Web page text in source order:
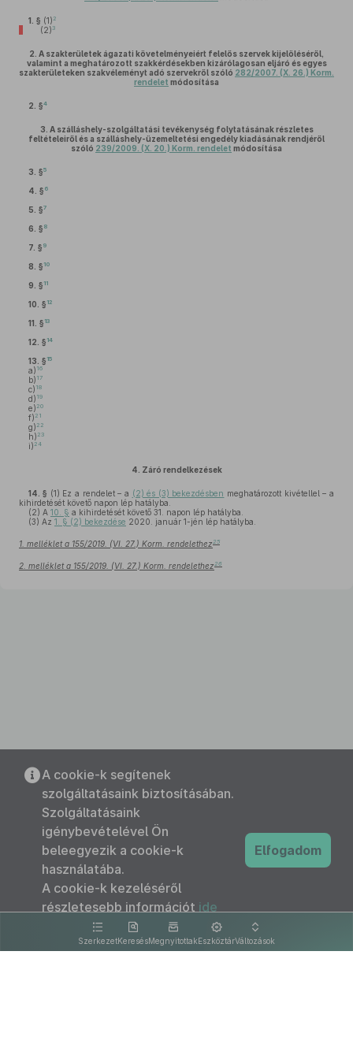
1. § (1) 2
(2) 3
2. A szakterületek ágazati követelményeiért felelős szervek kijelöléséről,
valamint a meghatározott szakkérdésekben kizárólagosan eljáró és egyes
szakterületeken szakvéleményt adó szervekről szóló 282/2007. (X. 26.) Korm.
rendelet módosítása
2. §4
3. A szálláshely-szolgáltatási tevékenység folytatásának részletes
feltételeiről és a szálláshely-üzemeltetési engedély kiadásának rendjéről
szóló 239/2009. (X. 20.) Korm. rendelet módosítása
3. §5
4. § 6
5. §7
6. § 8
7. § 9
8. § 10
9. § 11
10. § 12
11. § 13
12. § 14
13. § 15
a) 16
b) 17
c) 18
d) 19
e) 20
f) 21
g) 22
h) 23
i) 24
4. Záró rendelkezések
14. § (1) Ez a rendelet – a (2) és (3) bekezdésben meghatározott kivétellel – a
kihirdetését követő napon lép hatályba.
(2) A 10. § a kihirdetését követő 31. napon lép hatályba.
(3) Az 1. § (2) bekezdése 2020. január 1-jén lép hatályba.
1. melléklet a 155/2019. (VI. 27.) Korm. rendelethez 25
2. melléklet a 155/2019. (VI. 27.) Korm. rendelethez 26
SzerkezetKeresésMegnyitottakEszköztárVáltozások
A cookie-k segítenek
szolgáltatásaink biztosításában.
Szolgáltatásaink
igénybevételével Ön
beleegyezik a cookie-k
használatába.
A cookie-k kezeléséről
részletesebb információt ide
kattintva olvashat.
Elfogadom